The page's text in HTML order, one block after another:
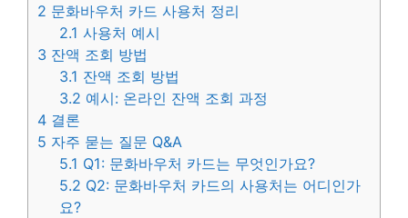
2 문화바우처 카드 사용처 정리
2.1 사용처 예시
3 잔액 조회 방법
3.1 잔액 조회 방법
3.2 예시: 온라인 잔액 조회 과정
4 결론
5 자주 묻는 질문 Q&A
5.1 Q1: 문화바우처 카드는 무엇인가요?
5.2 Q2: 문화바우처 카드의 사용처는 어디인가
요?